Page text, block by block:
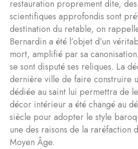
restauration proprement dite, des
scientifiques approfondis sont
destination du retable, on
Bernardin a été l’objet d’un
mort, amplifié par sa
se sont disputé ses reliques. La
dernière ville de faire construire
dédiée au saint lui permettra de
décor intérieur a été changé au
siècle pour adopter le style
une des raisons de la raréfaction
Moyen Âge.